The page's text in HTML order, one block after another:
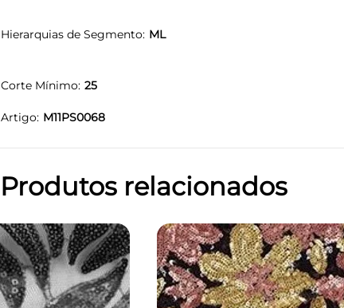
Hierarquias de Segmento ML
Corte Mínimo 25
Artigo M11PS0068
Produtos relacionados